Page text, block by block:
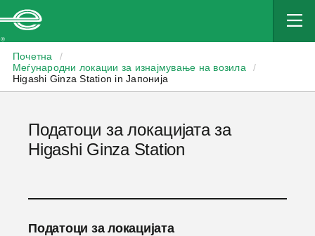
Почетна
/
Меѓународни локации за изнајмување на возила
/
Higashi Ginza Station in Јапонија
Податоци за локацијата за
Higashi Ginza Station
Податоци за локацијата